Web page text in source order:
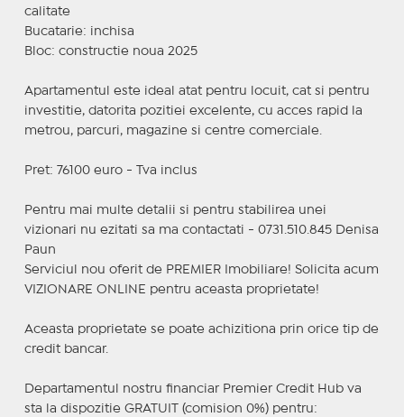
calitate
Bucatarie: inchisa
Bloc: constructie noua 2025
Apartamentul este ideal atat pentru locuit, cat si pentru
investitie, datorita pozitiei excelente, cu acces rapid la
metrou, parcuri, magazine si centre comerciale.
Pret: 76100 euro - Tva inclus
Pentru mai multe detalii si pentru stabilirea unei
vizionari nu ezitati sa ma contactati - 0731.510.845 Denisa
Paun
Serviciul nou oferit de PREMIER Imobiliare! Solicita acum
VIZIONARE ONLINE pentru aceasta proprietate!
Aceasta proprietate se poate achizitiona prin orice tip de
credit bancar.
Departamentul nostru financiar Premier Credit Hub va
sta la dispozitie GRATUIT (comision 0%) pentru: